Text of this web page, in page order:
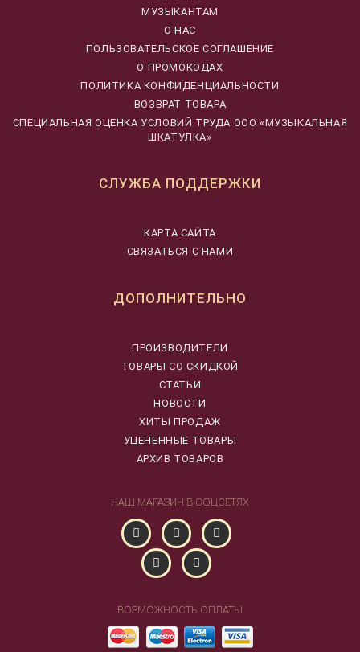
МУЗЫКАНТАМ
О НАС
ПОЛЬЗОВАТЕЛЬСКОЕ СОГЛАШЕНИЕ
О ПРОМОКОДАХ
ПОЛИТИКА КОНФИДЕНЦИАЛЬНОСТИ
ВОЗВРАТ ТОВАРА
CПЕЦИАЛЬНАЯ ОЦЕНКА УСЛОВИЙ ТРУДА ООО «МУЗЫКАЛЬНАЯ
ШКАТУЛКА»
СЛУЖБА ПОДДЕРЖКИ
КАРТА САЙТА
СВЯЗАТЬСЯ С НАМИ
ДОПОЛНИТЕЛЬНО
ПРОИЗВОДИТЕЛИ
ТОВАРЫ СО СКИДКОЙ
СТАТЬИ
НОВОСТИ
ХИТЫ ПРОДАЖ
УЦЕНЕННЫЕ ТОВАРЫ
АРХИВ ТОВАРОВ
НАШ МАГАЗИН В СОЦСЕТЯХ
ВОЗМОЖНОСТЬ ОПЛАТЫ